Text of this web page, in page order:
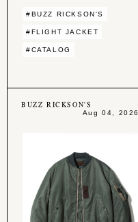
#BUZZ RICKSON'S
#FLIGHT JACKET
#CATALOG
BUZZ RICKSON'S
Aug 04, 2026